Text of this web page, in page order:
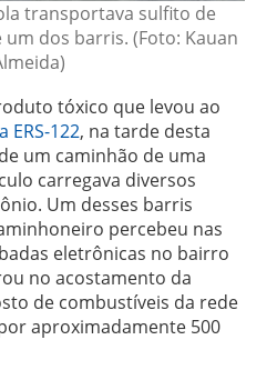
transportava sulfito de
dos barris. (Foto: Kauan
tóxico que levou ao
122, na tarde desta
um caminhão de uma
carregava diversos
Um desses barris
percebeu nas
eletrônicas no bairro
no acostamento da
de combustíveis da rede
aproximadamente 500